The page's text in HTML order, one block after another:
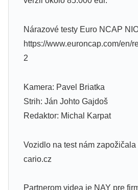
Nárazové testy Euro NCAP
https://www.euroncap.com/en/
2
Kamera: Pavel Briatka
Strih: Ján Johto Gajdoš
Redaktor: Michal Karpat
Vozidlo na test nám
cario.cz
Partnerom videa je NAY pre